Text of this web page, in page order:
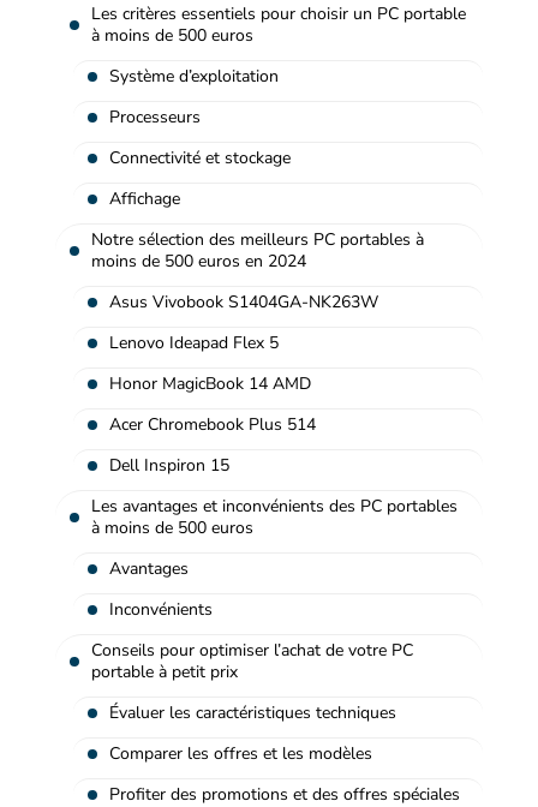
Les critères essentiels pour choisir un PC portable
à moins de 500 euros
Système d’exploitation
Processeurs
Connectivité et stockage
Affichage
Notre sélection des meilleurs PC portables à
moins de 500 euros en 2024
Asus Vivobook S1404GA-NK263W
Lenovo Ideapad Flex 5
Honor MagicBook 14 AMD
Acer Chromebook Plus 514
Dell Inspiron 15
Les avantages et inconvénients des PC portables
à moins de 500 euros
Avantages
Inconvénients
Conseils pour optimiser l’achat de votre PC
portable à petit prix
Évaluer les caractéristiques techniques
Comparer les offres et les modèles
Profiter des promotions et des offres spéciales